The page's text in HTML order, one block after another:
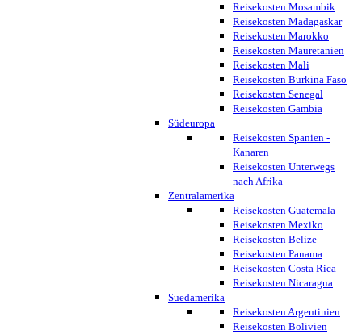
Reisekosten Mosambik
Reisekosten Madagaskar
Reisekosten Marokko
Reisekosten Mauretanien
Reisekosten Mali
Reisekosten Burkina Faso
Reisekosten Senegal
Reisekosten Gambia
Südeuropa
Reisekosten Spanien -
Kanaren
Reisekosten Unterwegs
nach Afrika
Zentralamerika
Reisekosten Guatemala
Reisekosten Mexiko
Reisekosten Belize
Reisekosten Panama
Reisekosten Costa Rica
Reisekosten Nicaragua
Suedamerika
Reisekosten Argentinien
Reisekosten Bolivien